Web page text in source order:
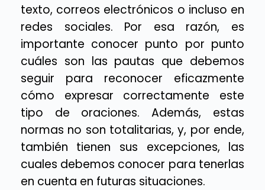
texto, correos electrónicos o incluso en
redes sociales. Por esa razón, es
importante conocer punto por punto
cuáles son las pautas que debemos
seguir para reconocer eficazmente
cómo expresar correctamente este
tipo de oraciones. Además, estas
normas no son totalitarias, y, por ende,
también tienen sus excepciones, las
cuales debemos conocer para tenerlas
en cuenta en futuras situaciones.